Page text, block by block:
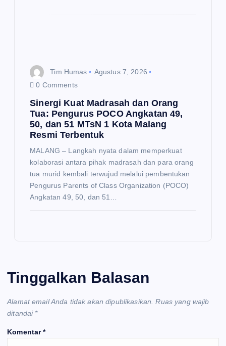
Tim Humas
Agustus 7, 2026
0 Comments
Sinergi Kuat Madrasah dan Orang
Tua: Pengurus POCO Angkatan 49,
50, dan 51 MTsN 1 Kota Malang
Resmi Terbentuk
MALANG – Langkah nyata dalam memperkuat
kolaborasi antara pihak madrasah dan para orang
tua murid kembali terwujud melalui pembentukan
Pengurus Parents of Class Organization (POCO)
Angkatan 49, 50, dan 51…
Tinggalkan Balasan
Alamat email Anda tidak akan dipublikasikan. Ruas yang wajib
ditandai *
Komentar*